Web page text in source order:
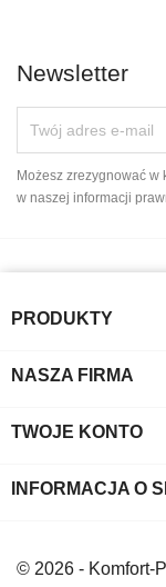
Newsletter
Możesz zrezygnować w
w naszej informacji
PRODUKTY
NASZA FIRMA
TWOJE KONTO
INFORMACJA O
© 2026 - Komfort-